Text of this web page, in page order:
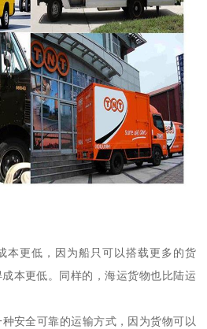
本更低，因为船只可以搭载更多的货
本更低。同样的，海运货物也比陆运
安全可靠的运输方式，因为货物可以